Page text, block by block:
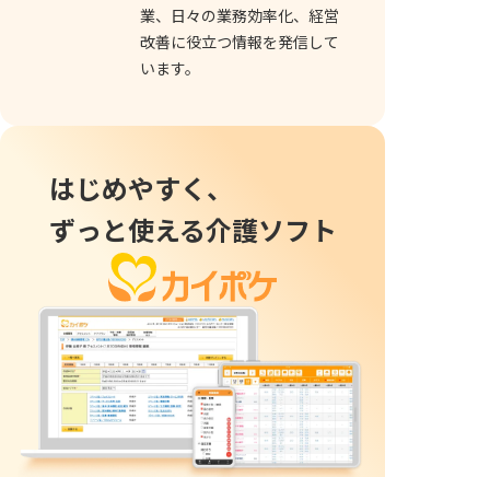
業、日々の業務効率化、経営
改善に役立つ情報を発信して
います。
はじめやすく、
ずっと使える介護ソフト